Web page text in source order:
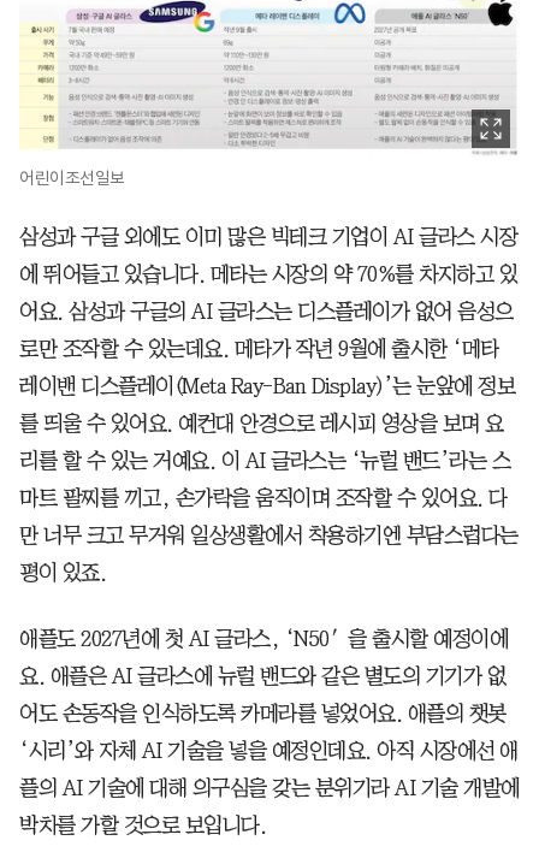
어린이조선일보
삼성과 구글 외에도 이미 많은 빅테크 기업이 AI 글라스 시장
에 뛰어들고 있습니다. 메타는 시장의 약 70%를 차지하고 있
어요. 삼성과 구글의 AI 글라스는 디스플레이가 없어 음성으
로만 조작할 수 있는데요. 메타가 작년 9월에 출시한 ‘메타
레이밴 디스플레이(Meta Ray-Ban Display)’는 눈앞에 정보
를 띄울 수 있어요. 예컨대 안경으로 레시피 영상을 보며 요
리를 할 수 있는 거예요. 이 AI 글라스는 ‘뉴럴 밴드’라는 스
마트 팔찌를 끼고, 손가락을 움직이며 조작할 수 있어요. 다
만 너무 크고 무거워 일상생활에서 착용하기엔 부담스럽다는
평이 있죠.
애플도 2027년에 첫 AI 글라스, ‘N50′을 출시할 예정이에
요. 애플은 AI 글라스에 뉴럴 밴드와 같은 별도의 기기가 없
어도 손동작을 인식하도록 카메라를 넣었어요. 애플의 챗봇
‘시리’와 자체 AI 기술을 넣을 예정인데요. 아직 시장에선 애
플의 AI 기술에 대해 의구심을 갖는 분위기라 AI 기술 개발에
박차를 가할 것으로 보입니다.